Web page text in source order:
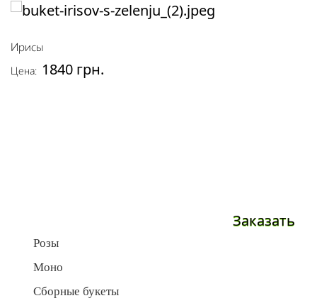
Ирисы
Цена: 1840 грн.
Заказать
Розы
Моно
Сборные букеты